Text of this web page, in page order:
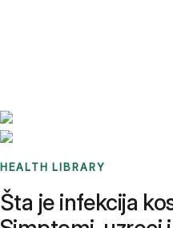
HEALTH LIBRARY
Šta je infekcija